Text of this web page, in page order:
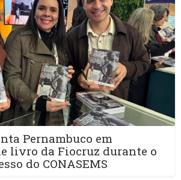
Pernambuco em
livro da Fiocruz durante o
do CONASEMS